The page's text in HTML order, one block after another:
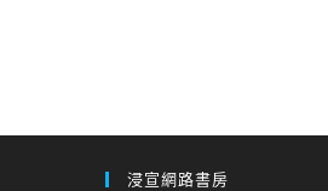
浸宣網路書房